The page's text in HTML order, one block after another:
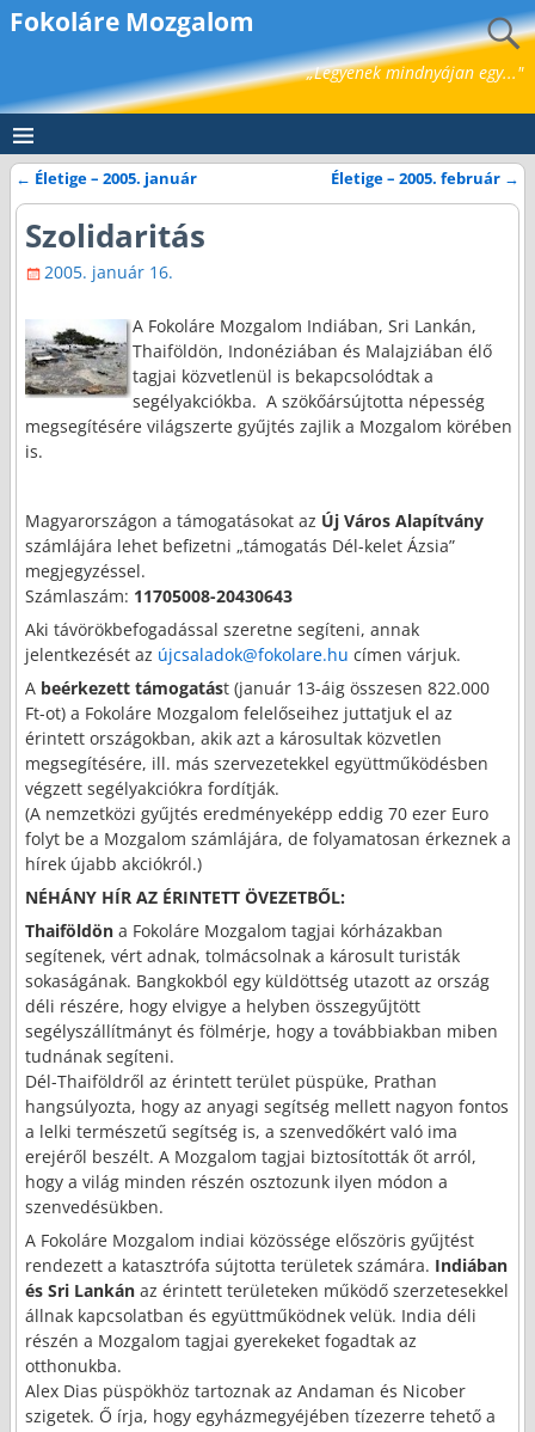
Fokoláre Mozgalom
„Legyenek mindnyájan egy..."
Bejegyzés navigáció
← Életige – 2005. január Életige – 2005. február →
Szolidaritás
2005. január 16.
A Fokoláre Mozgalom Indiában, Sri Lankán,
Thaiföldön, Indonéziában és Malajziában élő
tagjai közvetlenül is bekapcsolódtak a
segélyakciókba. A szökőársújtotta népesség
megsegítésére világszerte gyűjtés zajlik a Mozgalom körében
is.
Magyarországon a támogatásokat az Új Város Alapítvány
számlájára lehet befizetni „támogatás Dél-kelet Ázsia”
megjegyzéssel.
Számlaszám: 11705008-20430643
Aki távörökbefogadással szeretne segíteni, annak
jelentkezését az újcsaladok@fokolare.hu címen várjuk.
A beérkezett támogatást (január 13-áig összesen 822.000
Ft-ot) a Fokoláre Mozgalom felelőseihez juttatjuk el az
érintett országokban, akik azt a károsultak közvetlen
megsegítésére, ill. más szervezetekkel együttműködésben
végzett segélyakciókra fordítják.
(A nemzetközi gyűjtés eredményeképp eddig 70 ezer Euro
folyt be a Mozgalom számlájára, de folyamatosan érkeznek a
hírek újabb akciókról.)
NÉHÁNY HÍR AZ ÉRINTETT ÖVEZETBŐL:
Thaiföldön a Fokoláre Mozgalom tagjai kórházakban
segítenek, vért adnak, tolmácsolnak a károsult turisták
sokaságának. Bangkokból egy küldöttség utazott az ország
déli részére, hogy elvigye a helyben összegyűjtött
segélyszállítmányt és fölmérje, hogy a továbbiakban miben
tudnának segíteni.
Dél-Thaiföldről az érintett terület püspüke, Prathan
hangsúlyozta, hogy az anyagi segítség mellett nagyon fontos
a lelki természetű segítség is, a szenvedőkért való ima
erejéről beszélt. A Mozgalom tagjai biztosították őt arról,
hogy a világ minden részén osztozunk ilyen módon a
szenvedésükben.
A Fokoláre Mozgalom indiai közössége előszöris gyűjtést
rendezett a katasztrófa sújtotta területek számára. Indiában
és Sri Lankánaz érintett területeken működő szerzetesekkel
állnak kapcsolatban és együttműködnek velük. India déli
részén a Mozgalom tagjai gyerekeket fogadtak az
otthonukba.
Alex Dias püspökhöz tartoznak az Andaman és Nicober
szigetek. Ő írja, hogy egyházmegyéjében tízezerre tehető a